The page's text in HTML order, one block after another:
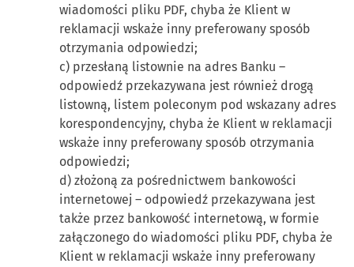
wiadomości pliku PDF, chyba że Klient w
reklamacji wskaże inny preferowany sposób
otrzymania odpowiedzi;
c) przesłaną listownie na adres Banku –
odpowiedź przekazywana jest również drogą
listowną, listem poleconym pod wskazany adres
korespondencyjny, chyba że Klient w reklamacji
wskaże inny preferowany sposób otrzymania
odpowiedzi;
d) złożoną za pośrednictwem bankowości
internetowej – odpowiedź przekazywana jest
także przez bankowość internetową, w formie
załączonego do wiadomości pliku PDF, chyba że
Klient w reklamacji wskaże inny preferowany